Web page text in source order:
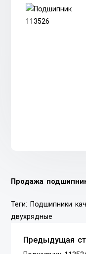
Продажа
Теги: Подшипники
двухрядные
Предыдущая